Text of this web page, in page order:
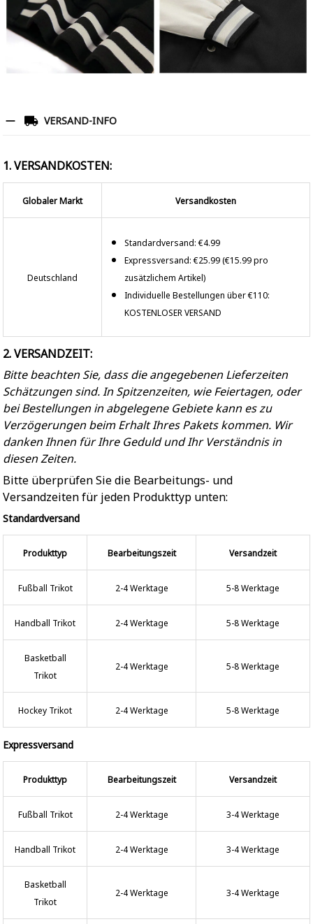
VERSAND-INFO
1. VERSANDKOSTEN:
Globaler Markt Versandkosten
Deutschland
Standardversand: €4.99
Expressversand: €25.99 (€15.99 pro
zusätzlichem Artikel)
Individuelle Bestellungen über €110:
KOSTENLOSER VERSAND
2. VERSANDZEIT:
Bitte beachten Sie, dass die angegebenen Lieferzeiten
Schätzungen sind. In Spitzenzeiten, wie Feiertagen, oder
bei Bestellungen in abgelegene Gebiete kann es zu
Verzögerungen beim Erhalt Ihres Pakets kommen. Wir
danken Ihnen für Ihre Geduld und Ihr Verständnis in
diesen Zeiten.
Bitte überprüfen Sie die Bearbeitungs- und
Versandzeiten für jeden Produkttyp unten:
Standardversand
Produkttyp Bearbeitungszeit Versandzeit
Fußball Trikot 2-4 Werktage 5-8 Werktage
Handball Trikot 2-4 Werktage 5-8 Werktage
Basketball
Trikot
2-4 Werktage 5-8 Werktage
Hockey Trikot 2-4 Werktage 5-8 Werktage
Expressversand
Produkttyp Bearbeitungszeit Versandzeit
Fußball Trikot 2-4 Werktage 3-4 Werktage
Handball Trikot 2-4 Werktage 3-4 Werktage
Basketball
Trikot
2-4 Werktage 3-4 Werktage